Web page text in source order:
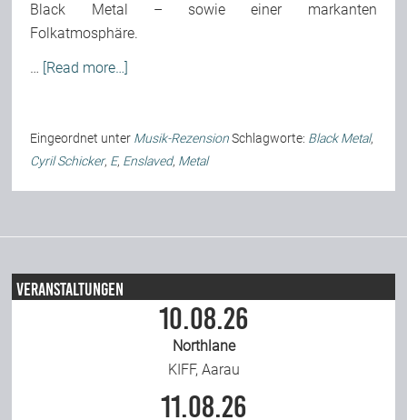
Join Us
Kalender
Black Metal – sowie einer markanten
Folkatmosphäre.
… [Read more…]
Eingeordnet unter Musik-Rezension Schlagworte: Black Metal,
Cyril Schicker, E, Enslaved, Metal
Veranstaltungen
10.08.26
Northlane
KIFF, Aarau
11.08.26